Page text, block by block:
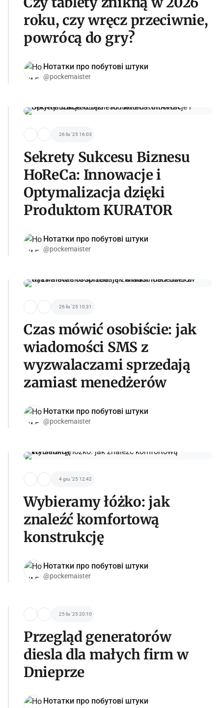
roku, czy wręcz przeciwnie,
powrócą do gry?
Нотатки про побутові штуки
@pockemaister
26 lis '25 16:03
Sekrety Sukcesu Biznesu
HoReCa: Innowacje i
Optymalizacja dzięki
Produktom KURATOR
Нотатки про побутові штуки
@pockemaister
26 lis '25 10:31
Czas mówić osobiście: jak
wiadomości SMS z
wyzwalaczami sprzedają
zamiast menedżerów
Нотатки про побутові штуки
@pockemaister
4 gru '25 12:42
Wybieramy łóżko: jak
znaleźć komfortową
konstrukcję
Нотатки про побутові штуки
@pockemaister
25 lis '25 20:10
Przegląd generatorów
diesla dla małych firm w
Dnieprze
Нотатки про побутові штуки